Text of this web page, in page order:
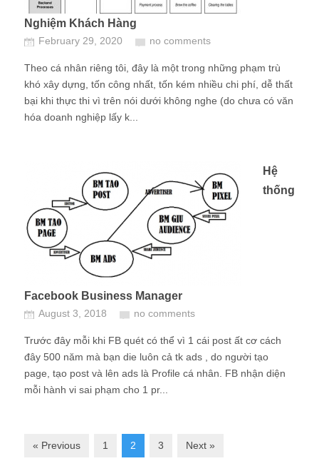
Nghiệm Khách Hàng
February 29, 2020 no comments
Theo cá nhân riêng tôi, đây là một trong những phạm trù
khó xây dựng, tốn công nhất, tốn kém nhiều chi phí, dễ thất
bại khi thực thi vì trên nói dưới không nghe (do chưa có văn
hóa doanh nghiệp lấy k...
Hệ
thống
Facebook Business Manager
August 3, 2018 no comments
Trước đây mỗi khi FB quét có thể vì 1 cái post ất cơ cách
đây 500 năm mà bạn die luôn cả tk ads , do người tạo
page, tạo post và lên ads là Profile cá nhân. FB nhận diện
mỗi hành vi sai phạm cho 1 pr...
« Previous 1 2 3 Next »